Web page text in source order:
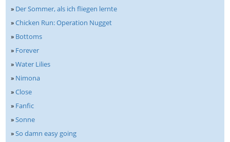
» Der Sommer, als ich fliegen lernte
»Chicken Run: Operation Nugget
» Bottoms
» Forever
»Water Lilies
» Nimona
»Close
» Fanfic
»Sonne
»So damn easy going